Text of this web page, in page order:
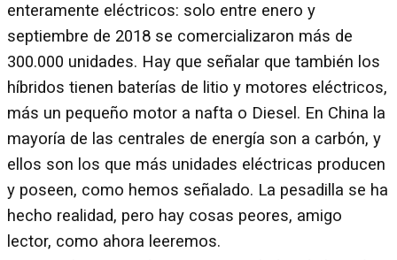
enteramente eléctricos: solo entre enero y
septiembre de 2018 se comercializaron más de
300.000 unidades. Hay que señalar que también los
híbridos tienen baterías de litio y motores eléctricos,
más un pequeño motor a nafta o Diesel. En China la
mayoría de las centrales de energía son a carbón, y
ellos son los que más unidades eléctricas producen
y poseen, como hemos señalado. La pesadilla se ha
hecho realidad, pero hay cosas peores, amigo
lector, como ahora leeremos.